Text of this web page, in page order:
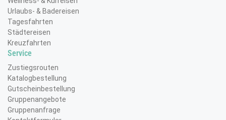
Türkei (0)
Vietnam
Österreich
Urlaubs- & Badereisen
Tagesfahrten
Städtereisen
Kreuzfahrten
Service
Zustiegsrouten
Katalogbestellung
Gutscheinbestellung
Gruppenangebote
Gruppenanfrage